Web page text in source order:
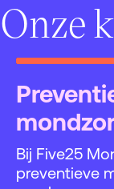
Onze
Bij Five25
preventieve